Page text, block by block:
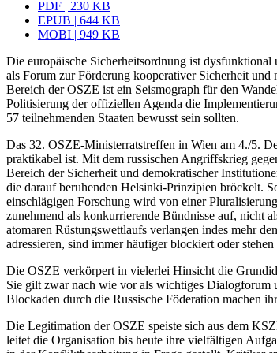
PDF | 230 KB
EPUB | 644 KB
MOBI | 949 KB
Die europäische Sicherheitsordnung ist
als Forum zur Förderung kooperativer Sicher­heit
Bereich der OSZE ist ein Seismograph für den
Politisierung der offiziellen Agenda die
57 teilnehmenden Staaten bewusst sein sollten.
Das 32. OSZE-Ministerratstreffen in Wien am 4./5.
praktikabel ist. Mit dem russischen Angriffskrieg
Bereich der Sicherheit und demokratischer
die darauf beruhenden Helsinki-Prinzipien bröckelt.
einschlägigen For­schung wird von einer
zunehmend als kon­kurrierende Bündnisse auf, nicht
atomaren Rüstungs­wettlaufs verlangen in­des mehr
adres­sieren, sind immer häufiger blockiert oder
Die OSZE verkörpert in vielerlei Hinsicht die
Sie gilt zwar nach wie vor als wichtiges Dialogforum
Blockaden durch die Russische Föderation machen
Die Legitimation der OSZE speiste sich aus dem
leitet die Organisation bis heute ihre viel­fälti­gen